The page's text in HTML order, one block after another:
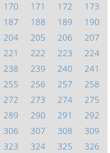
170 171 172
173
187 188 189
190
204 205 206
207
221 222 223
224
238 239 240
241
255 256 257
258
272 273 274
275
289 290 291
292
306 307 308
309
323 324 325 326